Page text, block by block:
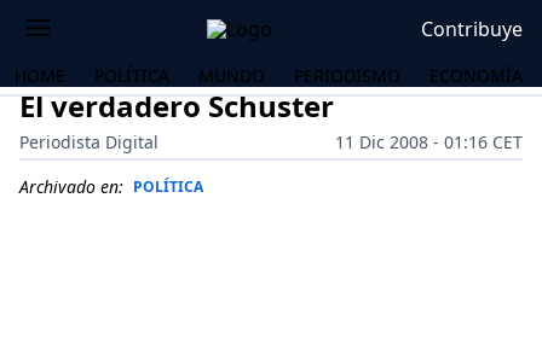
Contribuye
HOME POLÍTICA MUNDO PERIODISMO ECONOMÍA
El verdadero Schuster
Periodista Digital
11 Dic 2008 - 01:16 CET
Archivado en: POLÍTICA